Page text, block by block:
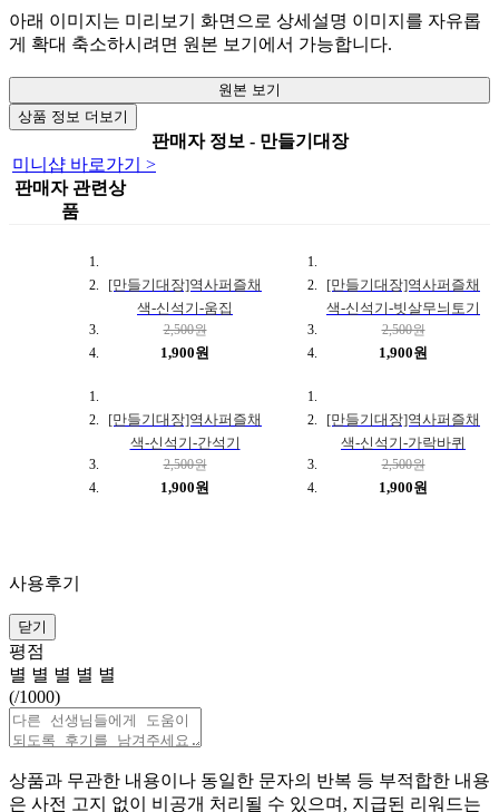
아래 이미지는 미리보기 화면으로 상세설명 이미지를 자유롭
게 확대 축소하시려면 원본 보기에서 가능합니다.
원본 보기
상품 정보 더보기
판매자 정보 - 만들기대장
미니샵 바로가기 >
판매자 관련상
품
[만들기대장]역사퍼즐채
색-신석기-움집
2,500원
1,900원
[만들기대장]역사퍼즐채
색-신석기-빗살무늬토기
2,500원
1,900원
[만들기대장]역사퍼즐채
색-신석기-간석기
2,500원
1,900원
[만들기대장]역사퍼즐채
색-신석기-가락바퀴
2,500원
1,900원
사용후기
닫기
평점
별 별 별 별 별
(/1000)
상품과 무관한 내용이나 동일한 문자의 반복 등 부적합한 내용
은 사전 고지 없이 비공개 처리될 수 있으며, 지급된 리워드는